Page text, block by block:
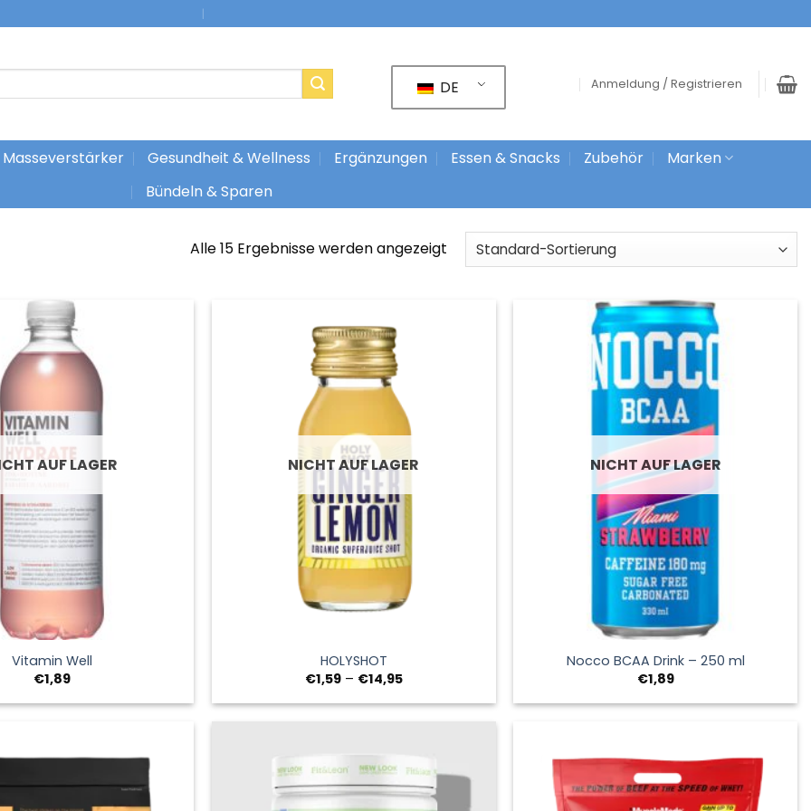
DE Anmeldung / Registrieren
Masseverstärker Gesundheit & Wellness Ergänzungen Essen & Snacks Zubehör
Marken
Bündeln & Sparen
Alle 15 Ergebnisse werden angezeigt
AUF LAGER
Vitamin Well
€1,89
NICHT AUF LAGER
HOLYSHOT
€1,59 – €14,95Preisspanne:
bis
NICHT AUF LAGER
Nocco BCAA Drink – 250 ml
€1,89